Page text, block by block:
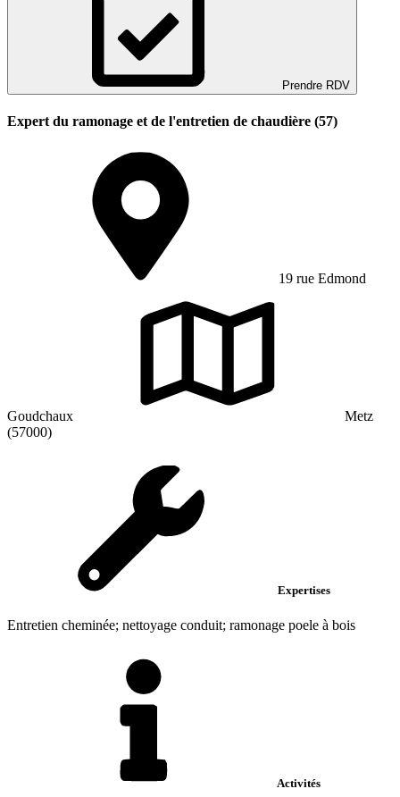
Prendre RDV
Expert du ramonage et de l'entretien de chaudière (57)
19 rue Edmond
Goudchaux
Metz
(57000)
Expertises
Entretien cheminée; nettoyage conduit; ramonage poele à bois
Activités